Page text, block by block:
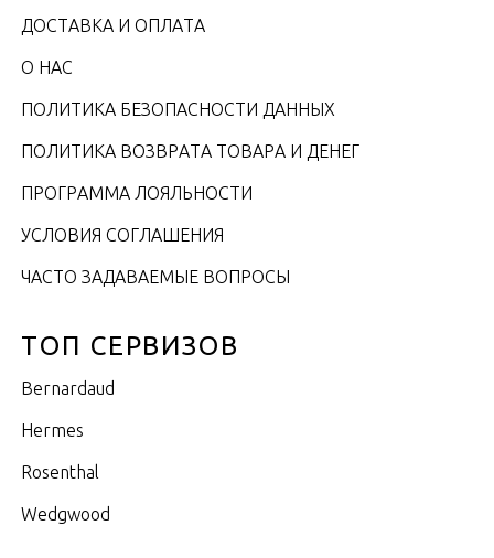
ДОСТАВКА И ОПЛАТА
О НАС
ПОЛИТИКА БЕЗОПАСНОСТИ ДАННЫХ
ПОЛИТИКА ВОЗВРАТА ТОВАРА И ДЕНЕГ
ПРОГРАММА ЛОЯЛЬНОСТИ
УСЛОВИЯ СОГЛАШЕНИЯ
ЧАСТО ЗАДАВАЕМЫЕ ВОПРОСЫ
ТОП СЕРВИЗОВ
Bernardaud
Hermes
Rosenthal
Wedgwood